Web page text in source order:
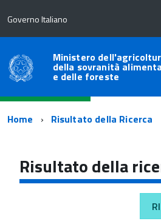
Governo Italiano
Ministero
della sovranità
e delle foreste
Percorso
navigazione
Home Risultato della Ricerca
Risultato della